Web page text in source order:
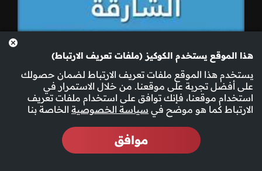
هذا الموقع يستخدم الكوكيز (ملفات تعريف الارتباط)
يستخدم هذا الموقع ملفات تعريف الارتباط لضمان حصولك
على أفضل تجربة على موقعنا. من خلال الاستمرار في
استخدام موقعنا، فإنك توافق على استخدام ملفات تعريف
الارتباط كما هو موضح في سياسة الخصوصية الخاصة بنا
موافق